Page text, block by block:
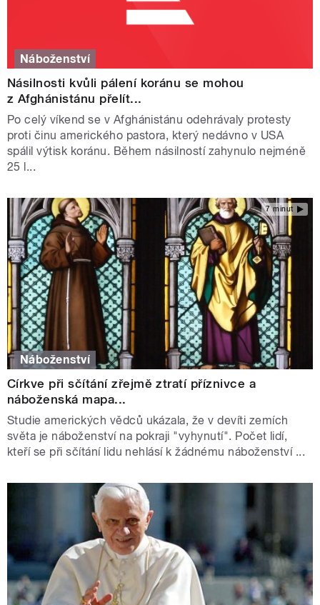
Náboženství
Násilnosti kvůli pálení koránu se mohou
z Afghánistánu přelít...
Po celý víkend se v Afghánistánu odehrávaly protesty
proti činu amerického pastora, který nedávno v USA
spálil výtisk koránu. Během násilností zahynulo nejméně
25 l...
7 minut
Náboženství
Církve při sčítání zřejmě ztratí příznivce a
náboženská mapa...
Studie amerických vědců ukázala, že v devíti zemích
světa je náboženství na pokraji "vyhynutí". Počet lidí,
kteří se při sčítání lidu nehlásí k žádnému náboženství ...